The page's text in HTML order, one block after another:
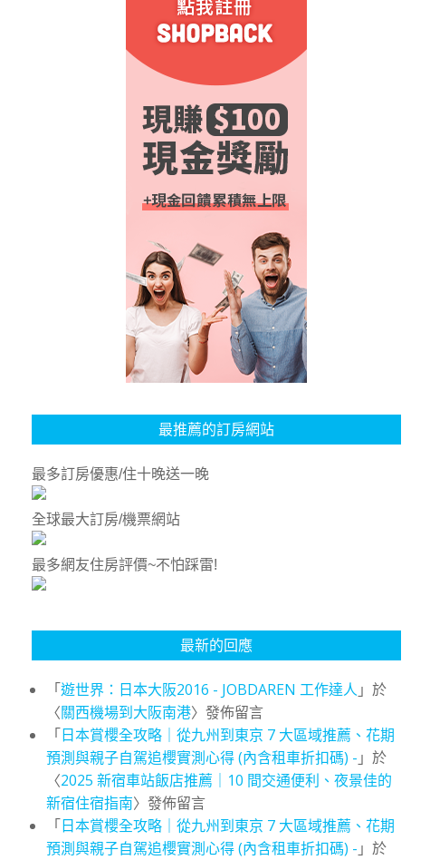
最推薦的訂房網站
最多訂房優惠/住十晚送一晚
全球最大訂房/機票網站
最多網友住房評價~不怕踩雷!
最新的回應
「遊世界：日本大阪2016 - JOBDAREN 工作達人 」於
〈關西機場到大阪南港〉發佈留言
「日本賞櫻全攻略｜從九州到東京 7 大區域推薦、花期
預測與親子自駕追櫻實測心得 (內含租車折扣碼) - 」於
〈2025 新宿車站飯店推薦｜10 間交通便利、夜景佳的
新宿住宿指南〉發佈留言
「日本賞櫻全攻略｜從九州到東京 7 大區域推薦、花期
預測與親子自駕追櫻實測心得 (內含租車折扣碼) - 」於